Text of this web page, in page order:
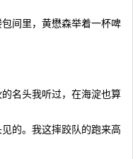
间里，黄懋森举着一杯啤
名头我听过，在海淀也算
的。我这摔跤队的跑来高